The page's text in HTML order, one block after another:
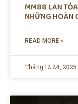
MM88 LAN
NHỮNG HOÀN
READ MORE »
Tháng 12 24, 2025